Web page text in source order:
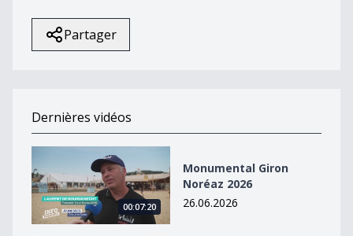
Partager
Dernières vidéos
Monumental Giron Noréaz 2026
00:07:20
Monumental Giron
Noréaz 2026
26.06.2026